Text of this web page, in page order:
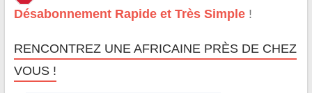
Désabonnement Rapide et Très Simple!
RENCONTREZ UNE AFRICAINE PRÈS DE CHEZ
VOUS !